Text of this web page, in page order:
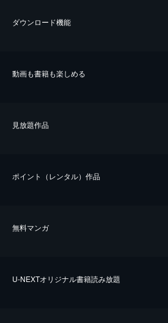
ダウンロード機能
動画も書籍も楽しめる
⾒放題作品
ポイント（レンタル）作品
無料マンガ
U-NEXTオリジナル書籍読み放題